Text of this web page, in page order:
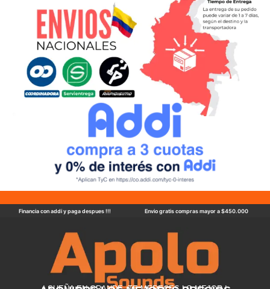
Financia con addi y paga despues !!! Envio gratis compras mayor a $450.000